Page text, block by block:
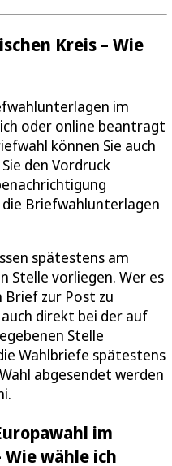
Kreis – Wie
im
oder online beantragt
können Sie auch
den Vordruck
Briefwahlunterlagen
spätestens am
Stelle vorliegen. Wer es
zur Post zu
direkt bei der auf
Stelle
Wahlbriefe spätestens
abgesendet werden
im
Wie wähle ich